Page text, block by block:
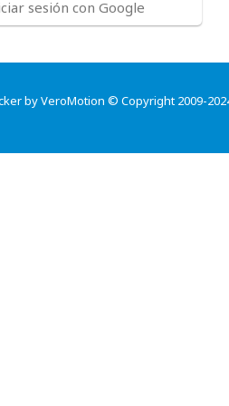
sesión con Google
by VeroMotion © Copyright 2009-